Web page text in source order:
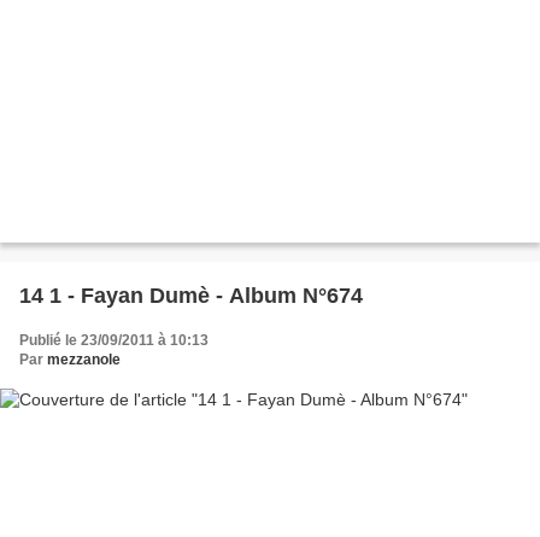
14 1 - Fayan Dumè - Album N°674
Publié le 23/09/2011 à 10:13
Par mezzanole